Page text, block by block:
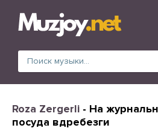
Roza Zergerli - На
посуда вдребезги